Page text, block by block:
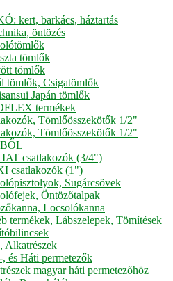
kert, barkács, háztartás
öntözés
tömlők
tömlők
tömlők, Csigatömlők
Japán tömlők
termékek
Tömlőösszekötők 1/2"
Tömlőösszekötők 1/2"
csatlakozók (3/4")
csatlakozók (1")
Sugárcsövek
Öntözőtalpak
Locsolókanna
termékek, Lábszelepek, Tömítések
Alkatrészek
és Háti permetezők
magyar háti permetezőhöz